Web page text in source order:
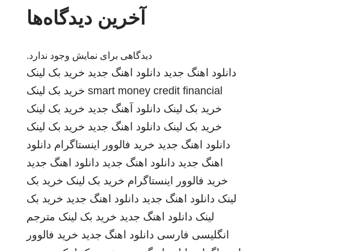
آخرین دیدگاه‌ها
دیدگاهی برای نمایش وجود ندارد.
دانلود اهنگ جدید دانلود اهنگ جدید خرید بک لینک
smart money credit financial خرید بک لینک
خرید بک لینک دانلود آهنگ جدید خرید بک لینک
خرید بک لینک دانلود اهنگ جدید خرید بک لینک
دانلود اهنگ جدید خرید فالوور اینستاگرام دانلود
اهنگ جدید دانلود اهنگ جدید دانلود اهنگ جدید
خرید فالوور اینستاگرام خرید بک لینک خرید بک
لینک دانلود اهنگ جدید دانلود اهنگ جدید خرید بک
لینک دانلود اهنگ جدید خرید بک لینک مترجم
انگلیسی فارسی دانلود اهنگ جدید خرید فالوور